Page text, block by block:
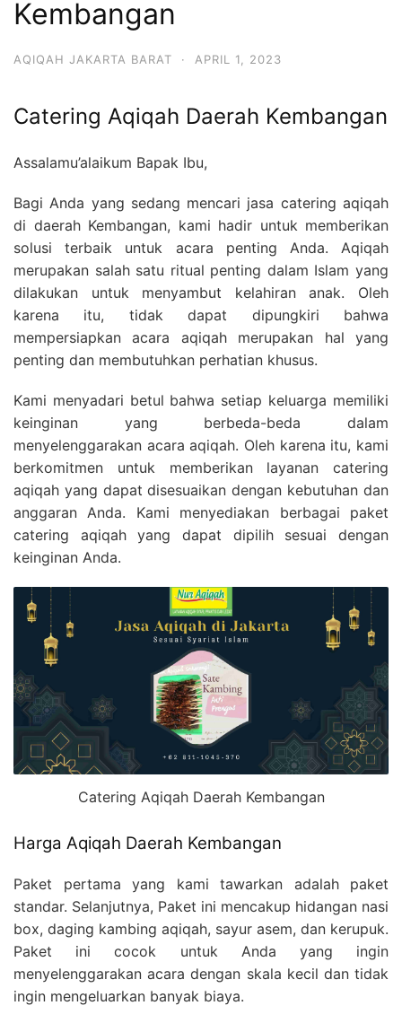
6713
Kembangan
AQIQAH JAKARTA BARAT · APRIL 1, 2023
Catering Aqiqah Daerah Kembangan
Assalamu’alaikum Bapak Ibu,
Bagi Anda yang sedang mencari jasa catering aqiqah
di daerah Kembangan, kami hadir untuk memberikan
solusi terbaik untuk acara penting Anda. Aqiqah
merupakan salah satu ritual penting dalam Islam yang
dilakukan untuk menyambut kelahiran anak. Oleh
karena itu, tidak dapat dipungkiri bahwa
mempersiapkan acara aqiqah merupakan hal yang
penting dan membutuhkan perhatian khusus.
Kami menyadari betul bahwa setiap keluarga memiliki
keinginan yang berbeda-beda dalam
menyelenggarakan acara aqiqah. Oleh karena itu, kami
berkomitmen untuk memberikan layanan catering
aqiqah yang dapat disesuaikan dengan kebutuhan dan
anggaran Anda. Kami menyediakan berbagai paket
catering aqiqah yang dapat dipilih sesuai dengan
keinginan Anda.
Catering Aqiqah Daerah Kembangan
Harga Aqiqah Daerah Kembangan
Paket pertama yang kami tawarkan adalah paket
standar. Selanjutnya, Paket ini mencakup hidangan nasi
box, daging kambing aqiqah, sayur asem, dan kerupuk.
Paket ini cocok untuk Anda yang ingin
menyelenggarakan acara dengan skala kecil dan tidak
ingin mengeluarkan banyak biaya.